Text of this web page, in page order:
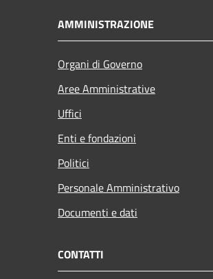
AMMINISTRAZIONE
Organi di Governo
Aree Amministrative
Uffici
Enti e fondazioni
Politici
Personale Amministrativo
Documenti e dati
CONTATTI